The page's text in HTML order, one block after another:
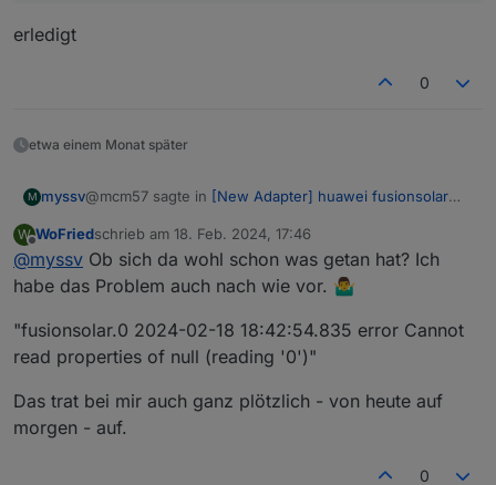
erledigt
0
etwa einem Monat später
M myssv@mcm57 sagte in [New Adapter] huawei fusionsolar
@ myssv
Dann erstell ein Issue beim Adapter wenn noch
erledigt
W WoFriedschrieb am 18. Feb. 2024, 17:46
zuletzt editiert von
@myssv Ob sich da wohl schon was getan hat? Ich
habe das Problem auch nach wie vor. 🤷‍♂️
"fusionsolar.0 2024-02-18 18:42:54.835 error Cannot
read properties of null (reading '0')"
Das trat bei mir auch ganz plötzlich - von heute auf
morgen - auf.
0